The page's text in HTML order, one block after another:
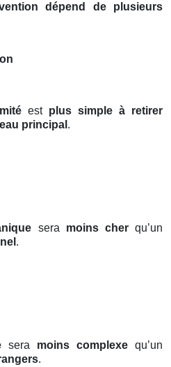
dépend de plusieurs
est plus simple à retirer
principal .
sera moins cherqu’un
.
sera moins complexe qu’un
.